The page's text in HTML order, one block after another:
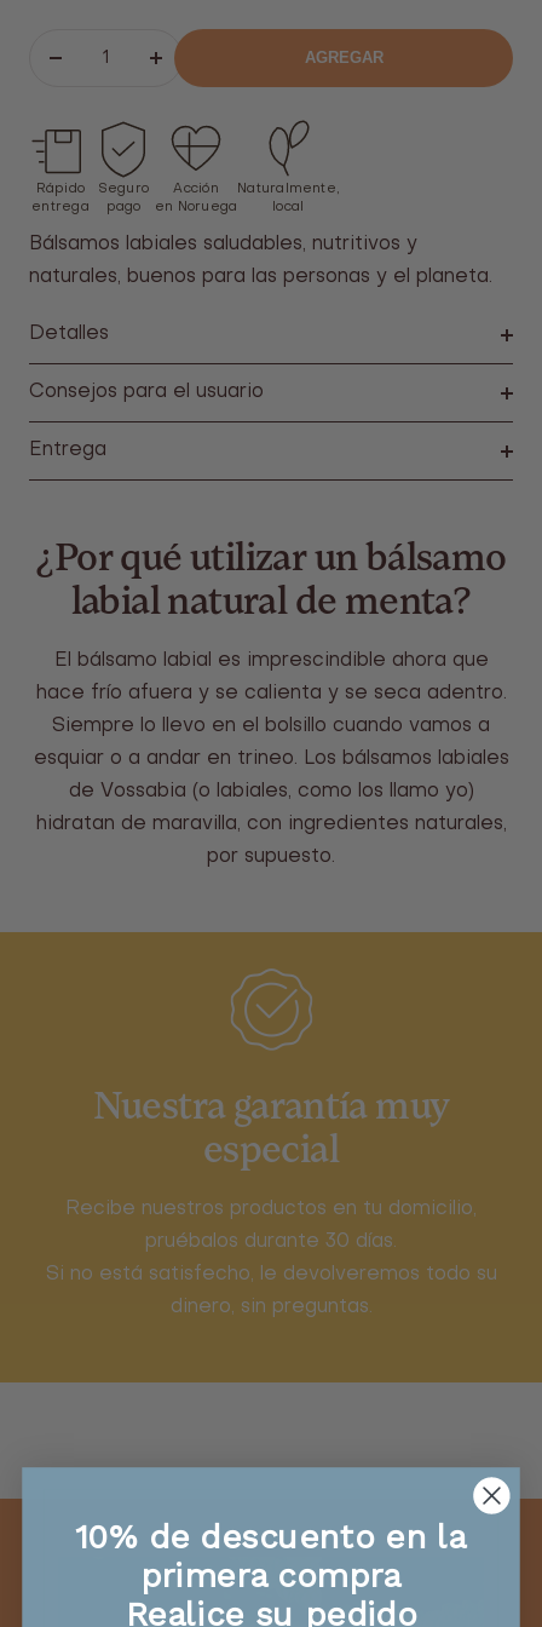
número
Aumentar
número
AGREGAR
Rápido
entrega
Seguro
pago
Acción
en Noruega
Naturalmente,
local
Bálsamos labiales saludables, nutritivos y
naturales, buenos para las personas y el planeta.
Detalles
Consejos para el usuario
Entrega
¿Por qué utilizar un bálsamo
labial natural de menta?
El bálsamo labial es imprescindible ahora que
hace frío afuera y se calienta y se seca adentro.
Siempre lo llevo en el bolsillo cuando vamos a
esquiar o a andar en trineo. Los bálsamos labiales
de Vossabia (o labiales, como los llamo yo)
hidratan de maravilla, con ingredientes naturales,
por supuesto.
Nuestra garantía muy
especial
Recibe nuestros productos en tu domicilio,
pruébalos durante 30 días.
Si no está satisfecho, le devolveremos todo su
dinero, sin preguntas.
10% de descuento en la
primera compra
Realice su pedido